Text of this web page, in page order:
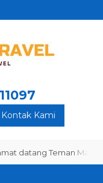
Kontak Kami
Teman Manggis